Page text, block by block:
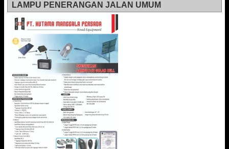
LAMPU PENERANGAN JALAN UMUM